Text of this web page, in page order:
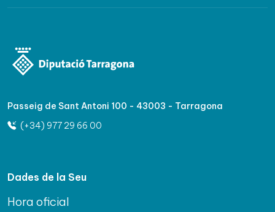
Passeig de Sant Antoni 100 - 43003 - Tarragona
(+34) 977 29 66 00
Dades de la Seu
Hora oficial